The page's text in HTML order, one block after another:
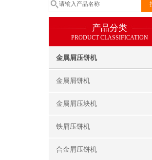
产品分类
PRODUCT CLASSIFICATION
金属屑压饼机
金属屑饼机
金属屑压块机
铁屑压饼机
合金屑压饼机